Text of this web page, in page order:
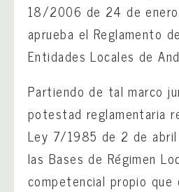
18/2006 de 24 de
aprueba el Reglamento
Entidades Locales de
Partiendo de tal marco
potestad reglamentaria
Ley 7/1985 de 2 de abril
las Bases de Régimen
competencial propio que